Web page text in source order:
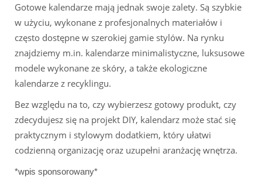
Gotowe kalendarze mają jednak swoje zalety. Są szybkie
w użyciu, wykonane z profesjonalnych materiałów i
często dostępne w szerokiej gamie stylów. Na rynku
znajdziemy m.in. kalendarze minimalistyczne, luksusowe
modele wykonane ze skóry, a także ekologiczne
kalendarze z recyklingu.
Bez względu na to, czy wybierzesz gotowy produkt, czy
zdecydujesz się na projekt DIY, kalendarz może stać się
praktycznym i stylowym dodatkiem, który ułatwi
codzienną organizację oraz uzupełni aranżację wnętrza.
*wpis sponsorowany*